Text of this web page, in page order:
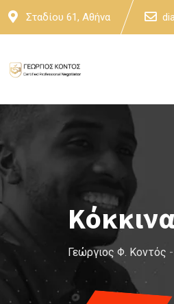
Skip
Σταδίου 61, Αθήνα
Γεώργιος Φ. Κοντός -